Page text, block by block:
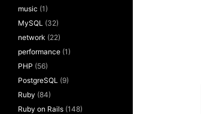
music (1)
MySQL (32)
network (22)
performance (1)
PHP (56)
PostgreSQL (9)
Ruby (84)
Ruby on Rails (148)